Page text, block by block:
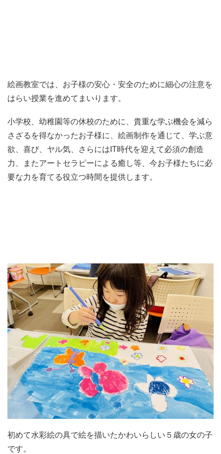
絵画教室では、お子様の安心・安全のために細心の注意を
はらい授業を進めてまいります。
小学校、幼稚園等の休校のために、貴重な学ぶ機会を減ら
さざるを得なかったお子様に、絵画制作を通じて、学ぶ意
欲、喜び、ヤル気、さらにはIT時代を迎えて必須の創造
力、またアートセラピーによる癒し等、今お子様たちに必
要な力を育てる役立つ時間を提供します。
初めて水彩絵の具で絵を描いたかわいらしい５歳の女の子
です。